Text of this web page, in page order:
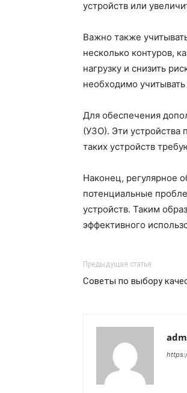
устройств или
Важно также
несколько контуров,
нагрузку и снизить
необходимо
Для обеспечения
(УЗО). Эти устройства
таких устройств
Наконец, регулярное
потенциальные
устройств. Таким
эффективного
Предыдущая статья
Советы по выбору